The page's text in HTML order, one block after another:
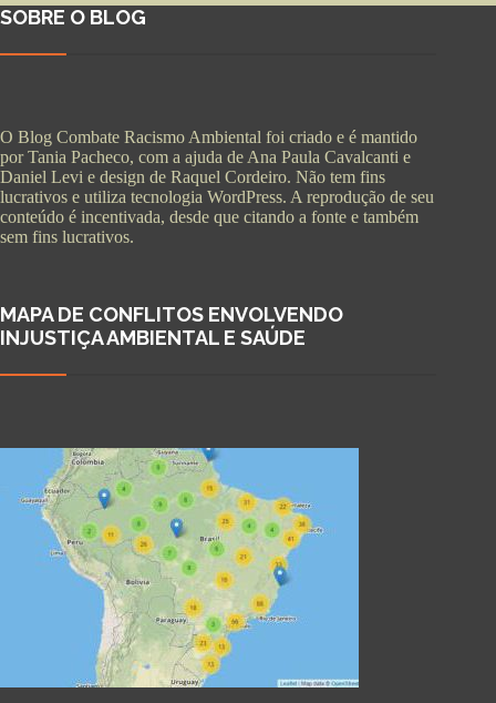
SOBRE O BLOG
O Blog Combate Racismo Ambiental foi criado e é mantido
por Tania Pacheco, com a ajuda de Ana Paula Cavalcanti e
Daniel Levi e design de Raquel Cordeiro. Não tem fins
lucrativos e utiliza tecnologia WordPress. A reprodução de seu
conteúdo é incentivada, desde que citando a fonte e também
sem fins lucrativos.
MAPA DE CONFLITOS ENVOLVENDO
INJUSTIÇA AMBIENTAL E SAÚDE